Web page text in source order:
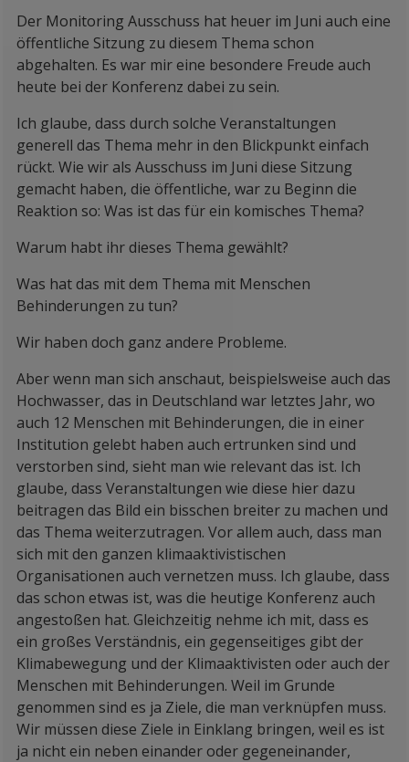
Der Monitoring Ausschuss hat heuer im Juni auch eine
öffentliche Sitzung zu diesem Thema schon
abgehalten. Es war mir eine besondere Freude auch
heute bei der Konferenz dabei zu sein.
Ich glaube, dass durch solche Veranstaltungen
generell das Thema mehr in den Blickpunkt einfach
rückt. Wie wir als Ausschuss im Juni diese Sitzung
gemacht haben, die öffentliche, war zu Beginn die
Reaktion so: Was ist das für ein komisches Thema?
Warum habt ihr dieses Thema gewählt?
Was hat das mit dem Thema mit Menschen
Behinderungen zu tun?
Wir haben doch ganz andere Probleme.
Aber wenn man sich anschaut, beispielsweise auch das
Hochwasser, das in Deutschland war letztes Jahr, wo
auch 12 Menschen mit Behinderungen, die in einer
Institution gelebt haben auch ertrunken sind und
verstorben sind, sieht man wie relevant das ist. Ich
glaube, dass Veranstaltungen wie diese hier dazu
beitragen das Bild ein bisschen breiter zu machen und
das Thema weiterzutragen. Vor allem auch, dass man
sich mit den ganzen klimaaktivistischen
Organisationen auch vernetzen muss. Ich glaube, dass
das schon etwas ist, was die heutige Konferenz auch
angestoßen hat. Gleichzeitig nehme ich mit, dass es
ein großes Verständnis, ein gegenseitiges gibt der
Klimabewegung und der Klimaaktivisten oder auch der
Menschen mit Behinderungen. Weil im Grunde
genommen sind es ja Ziele, die man verknüpfen muss.
Wir müssen diese Ziele in Einklang bringen, weil es ist
ja nicht ein neben einander oder gegeneinander,